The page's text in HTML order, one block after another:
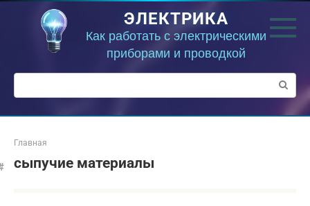
ЭЛЕКТРИКА
Как работать с электрическими
приборами и проводкой
Поиск:
Главная
сыпучие материалы